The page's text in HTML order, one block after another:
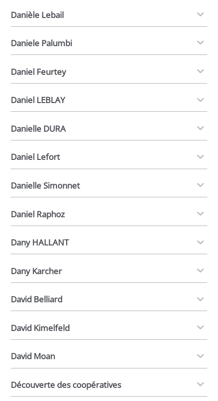
Danièle Lebail
Daniele Palumbi
Daniel Feurtey
Daniel LEBLAY
Danielle DURA
Daniel Lefort
Danielle Simonnet
Daniel Raphoz
Dany HALLANT
Dany Karcher
David Belliard
David Kimelfeld
David Moan
Découverte des coopératives